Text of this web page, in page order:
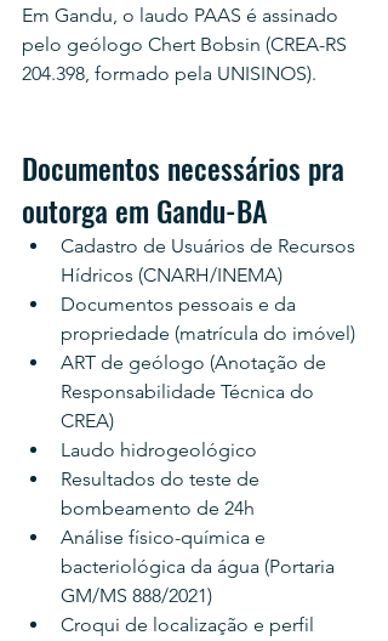
Em Gandu, o laudo PAAS é assinado
pelo geólogo Chert Bobsin (CREA-RS
204.398, formado pela UNISINOS).
Documentos necessários pra
outorga em Gandu-BA
Cadastro de Usuários de Recursos
Hídricos (CNARH/INEMA)
Documentos pessoais e da
propriedade (matrícula do imóvel)
ART de geólogo (Anotação de
Responsabilidade Técnica do
CREA)
Laudo hidrogeológico
Resultados do teste de
bombeamento de 24h
Análise físico-química e
bacteriológica da água (Portaria
GM/MS 888/2021)
Croqui de localização e perfil